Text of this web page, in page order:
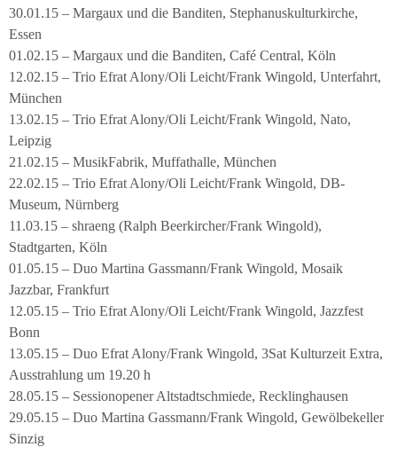
30.01.15 – Margaux und die Banditen, Stephanuskulturkirche,
Essen
01.02.15 – Margaux und die Banditen, Café Central, Köln
12.02.15 – Trio Efrat Alony/Oli Leicht/Frank Wingold, Unterfahrt,
München
13.02.15 – Trio Efrat Alony/Oli Leicht/Frank Wingold, Nato,
Leipzig
21.02.15 – MusikFabrik, Muffathalle, München
22.02.15 – Trio Efrat Alony/Oli Leicht/Frank Wingold, DB-
Museum, Nürnberg
11.03.15 – shraeng (Ralph Beerkircher/Frank Wingold),
Stadtgarten, Köln
01.05.15 – Duo Martina Gassmann/Frank Wingold, Mosaik
Jazzbar, Frankfurt
12.05.15 – Trio Efrat Alony/Oli Leicht/Frank Wingold, Jazzfest
Bonn
13.05.15 – Duo Efrat Alony/Frank Wingold, 3Sat Kulturzeit Extra,
Ausstrahlung um 19.20 h
28.05.15 – Sessionopener Altstadtschmiede, Recklinghausen
29.05.15 – Duo Martina Gassmann/Frank Wingold, Gewölbekeller
Sinzig